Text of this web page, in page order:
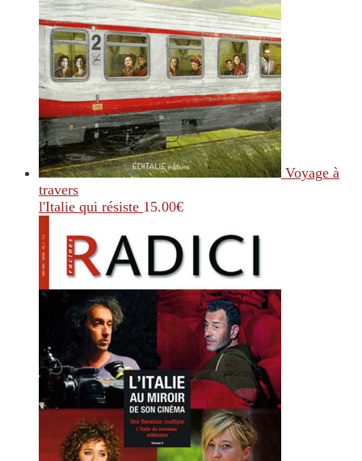
Voyage à
travers
l'Italie qui résiste 15.00€